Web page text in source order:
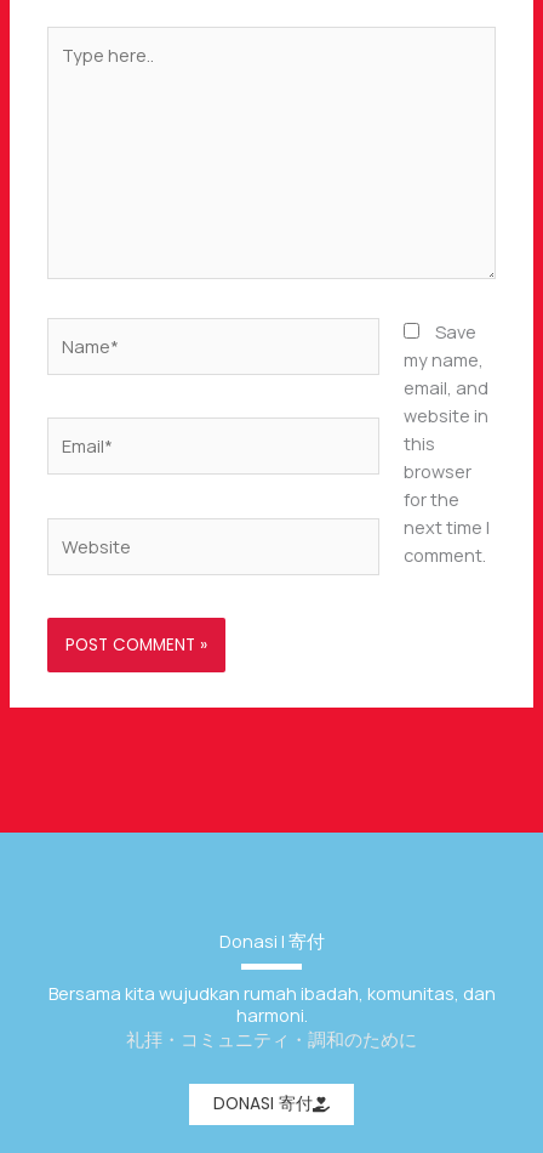
here..
Save
my name,
email, and
website in
this
browser
for the
next time I
comment.
Donasi | 寄付
Bersama kita wujudkan rumah ibadah, komunitas, dan
harmoni.
礼拝・コミュニティ・調和のために
DONASI 寄付